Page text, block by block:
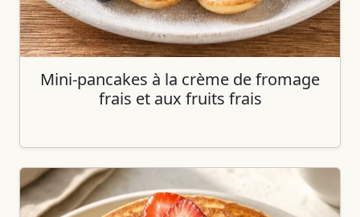
Mini-pancakes à la crème de fromage
frais et aux fruits frais